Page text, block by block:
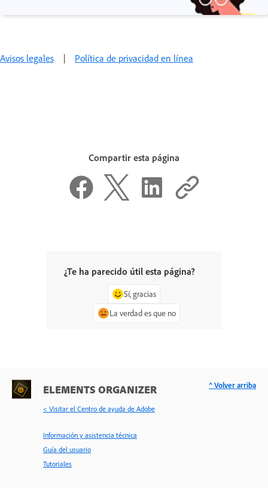
Avisos legales | Política de privacidad en línea
Compartir esta página
¿Te ha parecido útil esta página?
Sí, gracias
La verdad es que no
ELEMENTS ORGANIZER
< Visitar el Centro de ayuda de Adobe
Información y asistencia técnica
Guía del usuario
Tutoriales
^ Volver arriba